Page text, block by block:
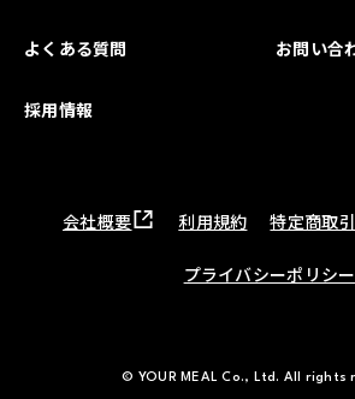
よくある質問 お問い合
採用情報
会社概要 利用規約 特定商取
プライバシーポリシー
© YOUR MEAL Co., Ltd. All rights